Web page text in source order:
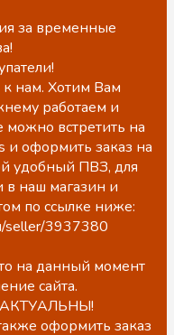
за временные
нам. Хотим Вам
работаем и
встретить на
и оформить заказ на
удобный ПВЗ, для
в наш магазин и
по ссылке ниже:
seller/3937380
на данный момент
сайта.
оформить заказ